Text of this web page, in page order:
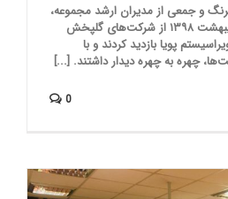
و جمعی از مدیران ارشد مجموعه،
صبح روز چهارشنبه، ۱۱ اردیبهشت ۱۳۹۸ از شرکت‌های گلپخش
پویا بازدید کردند و با
چهره به چهره دیدار داشتند. [...]
0